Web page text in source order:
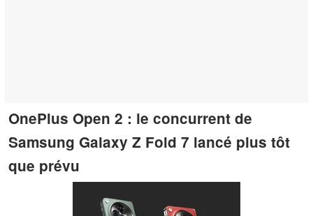
OnePlus Open 2 : le concurrent de
Samsung Galaxy Z Fold 7 lancé plus tôt
que prévu